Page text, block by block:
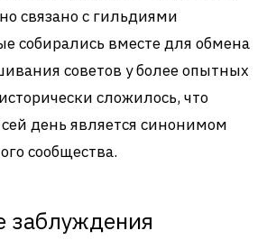
связано с гильдиями
собирались вместе для обмена
советов у более опытных
сложилось, что
день является синонимом
сообщества.
заблуждения